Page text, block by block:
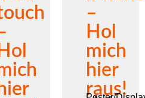
Hol
hier
–
Hol
mich
hier
raus!